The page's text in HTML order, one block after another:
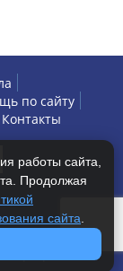
по сайту
Контакты
работы сайта,
Продолжая
сайта